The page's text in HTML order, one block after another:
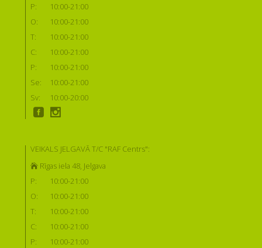
P:
10:00-21:00
O:
10:00-21:00
T:
10:00-21:00
C:
10:00-21:00
P:
10:00-21:00
Se:
10:00-21:00
Sv:
10:00-20:00
VEIKALS JELGAVĀ T/C "RAF Centrs":
Rīgas iela 48, Jelgava
P:
10:00-21:00
O:
10:00-21:00
T:
10:00-21:00
C:
10:00-21:00
P:
10:00-21:00